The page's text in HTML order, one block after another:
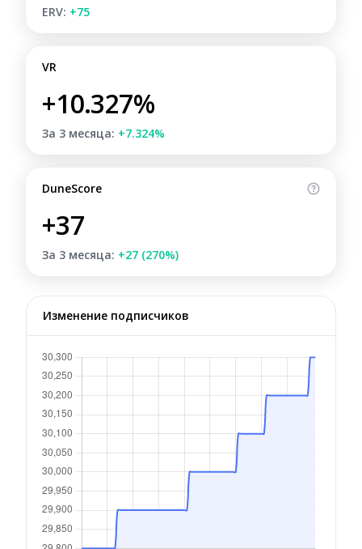
ERV: +75
VR
+10.327%
За 3 месяца: +7.324%
DuneScore
+37
За 3 месяца: +27 (270%)
Изменение подписчиков